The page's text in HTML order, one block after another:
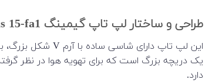
طراحی و ساختار لپ تاپ گیمینگ HP Victus 15-fa1
یک دریچه بزرگ است که برای تهویه هوا در نظر
دارد.